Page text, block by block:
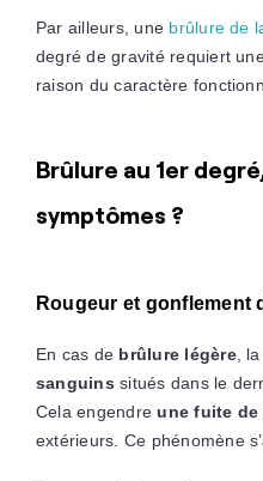
Par ailleurs, une brûlure de
degré de gravité requiert
raison du caractère
Brûlure au 1er
symptômes ?
Rougeur et gonflement
En cas de brûlure légère,
sanguins situés dans le
Cela engendreune fuite de
extérieurs. Ce phénomène